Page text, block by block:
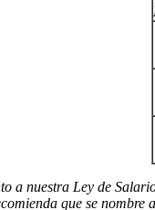
a nuestra Ley de
que se